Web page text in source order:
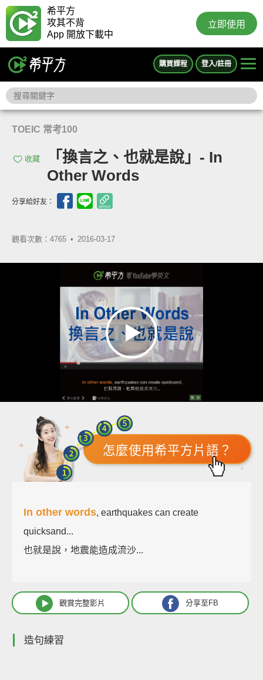
希平方
攻其不背
App 開放下載中
立即使用
購買課程 登入/註冊
TOEIC 常考100
收藏
「換言之、也就是說」- In
Other Words
分享給好友：
觀看次數：4765 • 2016-03-17
怎麼使用希平方片語？
In other words, earthquakes can create
quicksand...
也就是說，地震能造成流沙...
觀賞完整影片 分享至FB
造句練習